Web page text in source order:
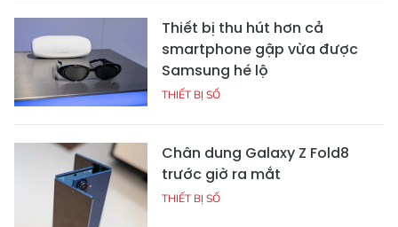
Thiết bị thu hút hơn cả
smartphone gập vừa được
Samsung hé lộ
THIẾT BỊ SỐ
Chân dung Galaxy Z Fold8
trước giờ ra mắt
THIẾT BỊ SỐ